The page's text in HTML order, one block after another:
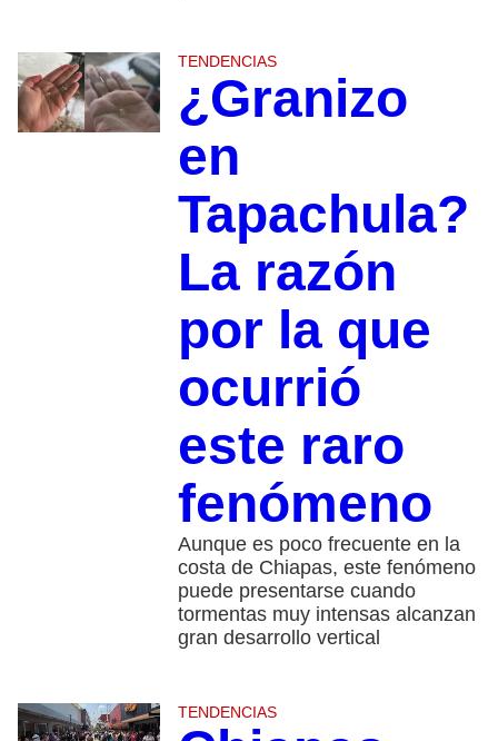
TENDENCIAS
¿Granizo
en
Tapachula?
La razón
por la que
ocurrió
este raro
fenómeno
Aunque es poco frecuente en la
costa de Chiapas, este fenómeno
puede presentarse cuando
tormentas muy intensas alcanzan
gran desarrollo vertical
TENDENCIAS